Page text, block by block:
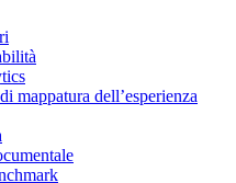
mappatura dell’esperienza